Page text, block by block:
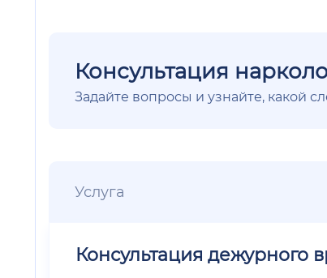
Консультация
Задайте вопросы и узнайте, какой
Услуга
Консультация дежурного